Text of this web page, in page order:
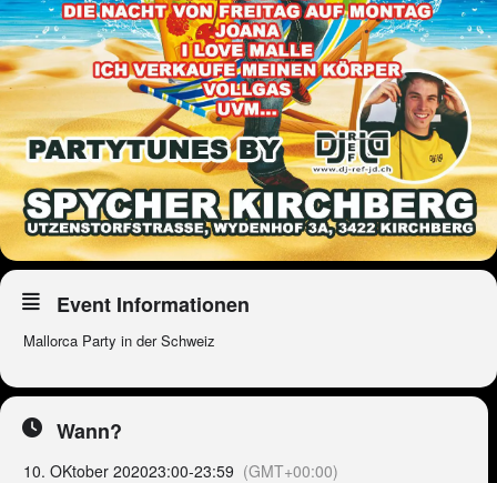
Event Informationen
Mallorca Party in der Schweiz
Wann?
10. OKtober 202023:00-23:59 (GMT+00:00)